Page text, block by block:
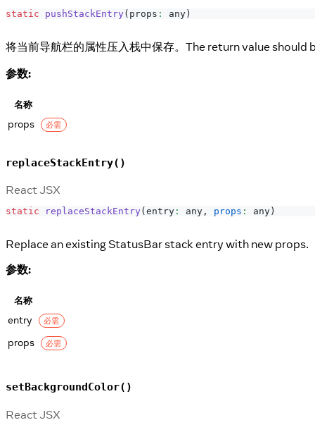
static pushStackEntry ( props : any )
将当前导航栏的属性压入栈中保存。The return value should
参数:
名称
props 必需
replaceStackEntry()
React JSX
static replaceStackEntry ( entry : any , props : any )
Replace an existing StatusBar stack entry with new props.
参数:
名称
entry 必需
props 必需
setBackgroundColor()
React JSX